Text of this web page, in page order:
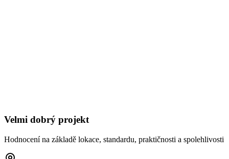
Velmi dobrý projekt
Hodnocení na základě lokace, standardu, praktičnosti a spolehlivosti